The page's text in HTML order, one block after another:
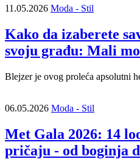
11.05.2026 Moda - Stil
Kako da izaberete
svoju građu: Mali
Blejzer je ovog proleća apsolutni
06.05.2026 Moda - Stil
Met Gala 2026: 14
pričaju - od boginja